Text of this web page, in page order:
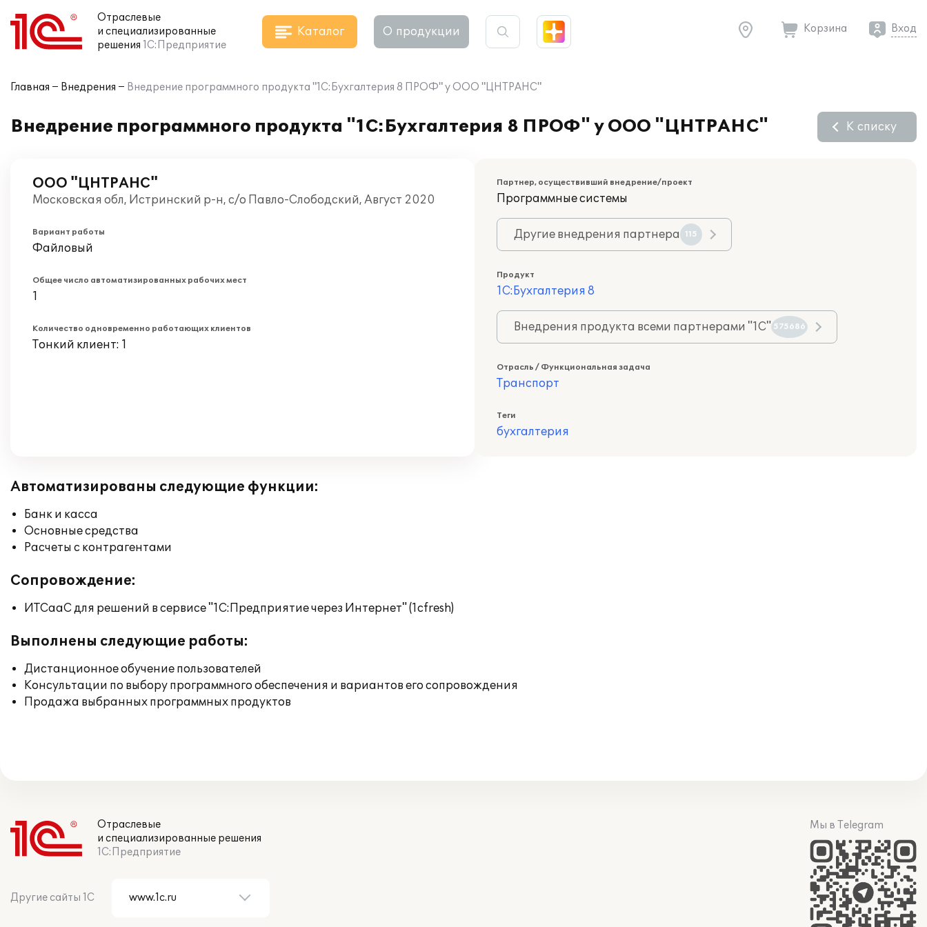
Отраслевые
и специализированные
решения 1С:Предприятие
Каталог О продукции Корзина Вход
Главная Внедрения Внедрение программного продукта "1С:Бухгалтерия 8 ПРОФ" у ООО "ЦНТРАНС"
Внедрение программного продукта "1С:Бухгалтерия 8 ПРОФ" у ООО "ЦНТРАНС" К списку
ООО "ЦНТРАНС"
Московская обл, Истринский р-н, с/о Павло-Слободский, Август 2020
Вариант работы
Файловый
Общее число автоматизированных рабочих мест
1
Количество одновременно работающих клиентов
Тонкий клиент: 1
Партнер, осуществивший внедрение/проект
Программные системы
Другие внедрения партнера 115
Продукт
1С:Бухгалтерия 8
Внедрения продукта всеми партнерами "1С" 575686
Отрасль / Функциональная задача
Транспорт
Теги
бухгалтерия
Автоматизированы следующие функции:
Банк и касса
Основные средства
Расчеты с контрагентами
Сопровождение:
ИТСааС для решений в сервисе "1С:Предприятие через Интернет" (1cfresh)
Выполнены следующие работы:
Дистанционное обучение пользователей
Консультации по выбору программного обеспечения и вариантов его сопровождения
Продажа выбранных программных продуктов
Отраслевые
и специализированные решения
1С:Предприятие
Другие сайты 1С
Мы в Telegram